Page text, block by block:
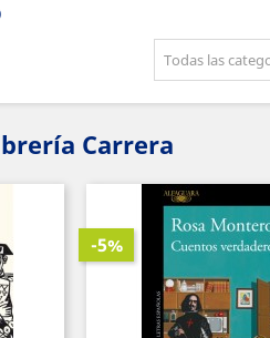
Todas las
Carrera
-5%